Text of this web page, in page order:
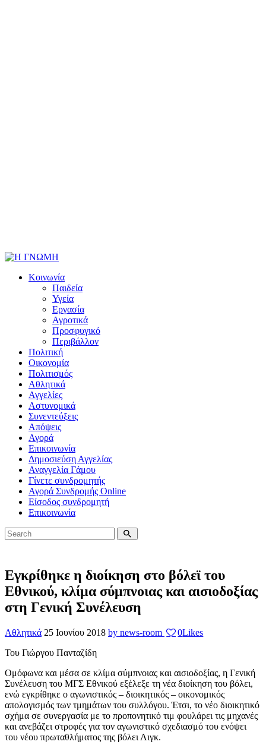
Κοινωνία
Παιδεία
Υγεία
Εργασία
Αγροτικά
Προσφυγικό
Περιβάλλον
Πολιτική
Οικονομία
Πολιτισμός
Αθλητικά
Αγγελίες
Αστυνομικά
Συνεντεύξεις
Απόψεις
Αγορά
Επικοινωνία
Δημοσιεύση Αγγελίας
Αναγγελία Γάμου
Γίνετε συνδρομητής
Αγορά Συνδρομής Online
Είσοδος συνδρομητή
Επικοινωνία
Εγκρίθηκε η διοίκηση στο βόλεϊ του
Εθνικού, κλίμα σύμπνοιας και αισιοδοξίας
στη Γενική Συνέλευση
Αθλητικά 25 Ιουνίου 2018 by news-room 0Likes
Του Γιώργου Πανταζίδη
Ομόφωνα και μέσα σε κλίμα σύμπνοιας και αισιοδοξίας, η Γενική
Συνέλευση του ΜΓΣ Εθνικού εξέλεξε τη νέα διοίκηση του βόλει,
ενώ εγκρίθηκε ο αγωνιστικός – διοικητικός – οικονομικός
απολογισμός των τμημάτων του συλλόγου. Έτσι, το νέο διοικητικό
σχήμα σε συνεργασία με το προπονητικό τιμ φουλάρει τις μηχανές
και ανεβάζει στροφές για τον αγωνιστικό σχεδιασμό του ενόψει
του νέου πρωταθλήματος της βόλει Λιγκ.